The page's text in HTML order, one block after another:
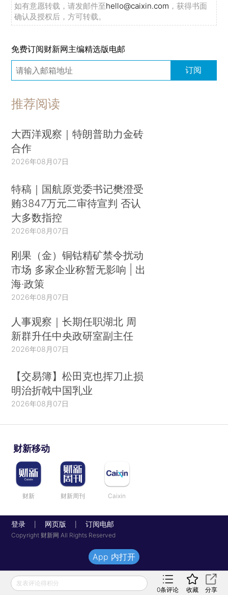
如有意愿转载，请发邮件至hello@caixin.com ，获得书面
确认及授权后，方可转载。
免费订阅财新网主编精选版电邮
订阅
推荐阅读
大西洋观察｜特朗普助力金砖
合作
2026年08月07日
特稿｜国航原党委书记樊澄受
贿3847万元二审待宣判 否认
大多数指控
2026年08月07日
刚果（金）铜钴精矿禁令扰动
市场 多家企业称暂无影响 | 出
海·政策
2026年08月07日
人事观察｜长期任职湖北 周
新群升任中央政研室副主任
2026年08月07日
【交易簿】松田克也挥刀止损
明治折戟中国乳业
2026年08月07日
财新移动
财新 财新周刊 Caixin
登录 网页版 订阅电邮
Copyright 财新网 All Rights Reserved
发表评论得积分
0条评论 收藏 分享
App 内打开